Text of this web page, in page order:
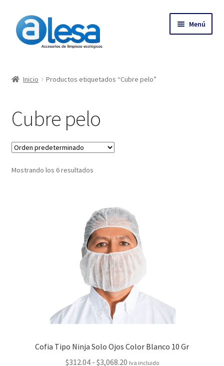
Menú
Contacto
Empresa
Más
Inicio Productos etiquetados “Cubre pelo”
Cubre pelo
Mostrando los 6 resultados
Cofia Tipo Ninja Solo Ojos Color Blanco 10 Gr
$312.04 - $3,068.20 Iva incluido